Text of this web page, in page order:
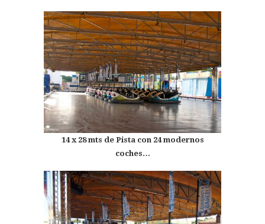
14 x 28 mts de Pista con 24 modernos
coches…